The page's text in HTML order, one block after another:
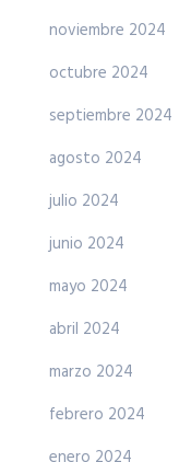
noviembre 2024
octubre 2024
septiembre 2024
agosto 2024
julio 2024
junio 2024
mayo 2024
abril 2024
marzo 2024
febrero 2024